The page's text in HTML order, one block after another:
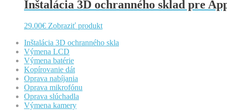
Inštalácia 3D ochranného sklad pre
29.00€ Zobraziť produkt
Inštalácia 3D ochranného skla
Výmena LCD
Výmena batérie
Kopírovanie dát
Oprava nabíjania
Oprava mikrofónu
Oprava slúchadla
Výmena kamery